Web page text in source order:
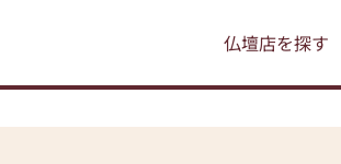
仏壇店を探す